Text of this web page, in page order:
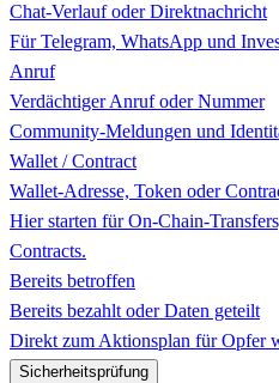
Chat-Verlauf oder Direktnachricht
Für Telegram, WhatsApp und
Anruf
Verdächtiger Anruf oder Nummer
Community-Meldungen und
Wallet / Contract
Wallet-Adresse, Token oder
Hier starten für On-Chain-
Contracts.
Bereits betroffen
Bereits bezahlt oder Daten geteilt
Direkt zum Aktionsplan für Opfer
Sicherheitsprüfung